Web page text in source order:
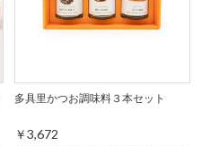
多具里かつお調味料３本セット
￥3,672